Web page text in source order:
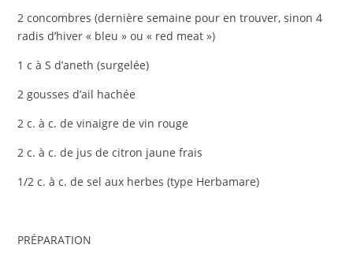
2 concombres (dernière semaine pour en trouver, sinon 4
radis d’hiver « bleu » ou « red meat »)
1 c à S d’aneth (surgelée)
2 gousses d’ail hachée
2 c. à c. de vinaigre de vin rouge
2 c. à c. de jus de citron jaune frais
1/2 c. à c. de sel aux herbes (type Herbamare)
PRÉPARATION